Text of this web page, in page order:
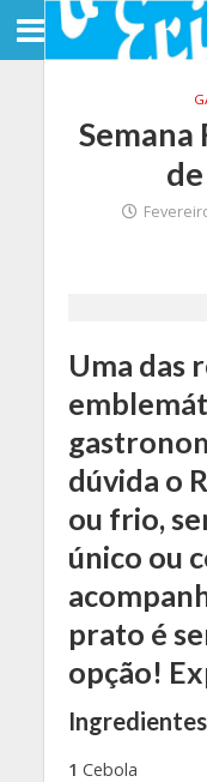
Semana
Uma das
dúvida o
ou frio,
único ou
prato é
opção!
1 Cebola